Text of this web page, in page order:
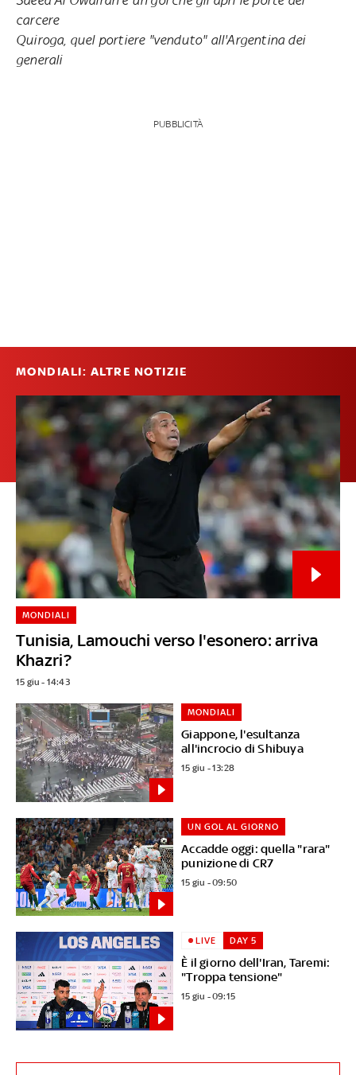
carcere
Quiroga, quel portiere "venduto" all'Argentina dei
generali
PUBBLICITÀ
MONDIALI: ALTRE NOTIZIE
Tunisia, Lamouchi verso l'esonero: arriva
Khazri?
MONDIALI
15 giu - 14:43
Giappone, l'esultanza
all'incrocio di Shibuya
MONDIALI
15 giu - 13:28
Accadde oggi: quella "rara"
punizione di CR7
UN GOL AL GIORNO
15 giu - 09:50
È il giorno dell'Iran, Taremi:
"Troppa tensione"
LIVE DAY 5
15 giu - 09:15